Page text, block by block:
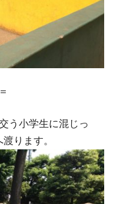
う小学生に混じっ
ります。